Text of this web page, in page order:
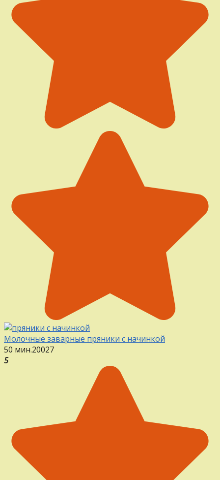
Молочные заварные пряники с начинкой
50 мин.20027
5